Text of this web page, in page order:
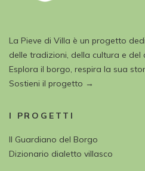
La Pieve di Villa è un progetto
delle tradizioni, della cultura e
Esplora il borgo, respira la sua
Sostieni il progetto →
I PROGETTI
Il Guardiano del Borgo
Dizionario dialetto villasco